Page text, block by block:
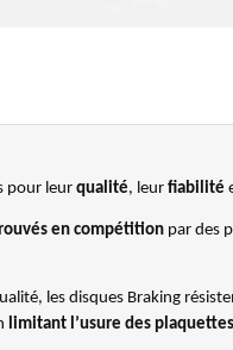
pour leur qualité, leur fiabilité
en compétition par des
les disques Braking
limitant l’usure des plaquettes